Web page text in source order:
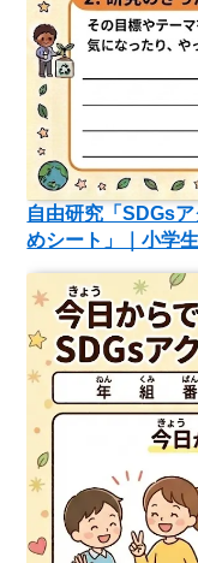
自由研究「SDGs
めシート」｜小学